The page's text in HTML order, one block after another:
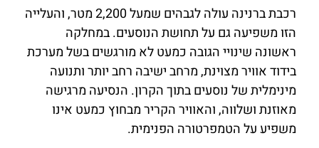
רכבת ברנינה עולה לגבהים שמעל 2,200 מטר, והעלייה
הזו משפיעה גם על תחושת הנוסעים. במחלקה
ראשונה שינויי הגובה כמעט לא מורגשים בשל מערכת
בידוד אוויר מצוינת, מרחב ישיבה רחב יותר ותנועה
מינימלית של נוסעים בתוך הקרון. הנסיעה מרגישה
מאוזנת ושלווה, והאוויר הקריר מבחוץ כמעט אינו
משפיע על הטמפרטורה הפנימית.